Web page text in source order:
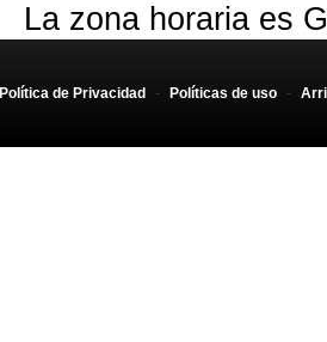
La zona horaria es
Política de Privacidad - Políticas de uso -